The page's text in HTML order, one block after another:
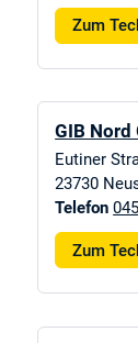
Zum
GIB Nord
Eutiner
23730
Telefon
Zum